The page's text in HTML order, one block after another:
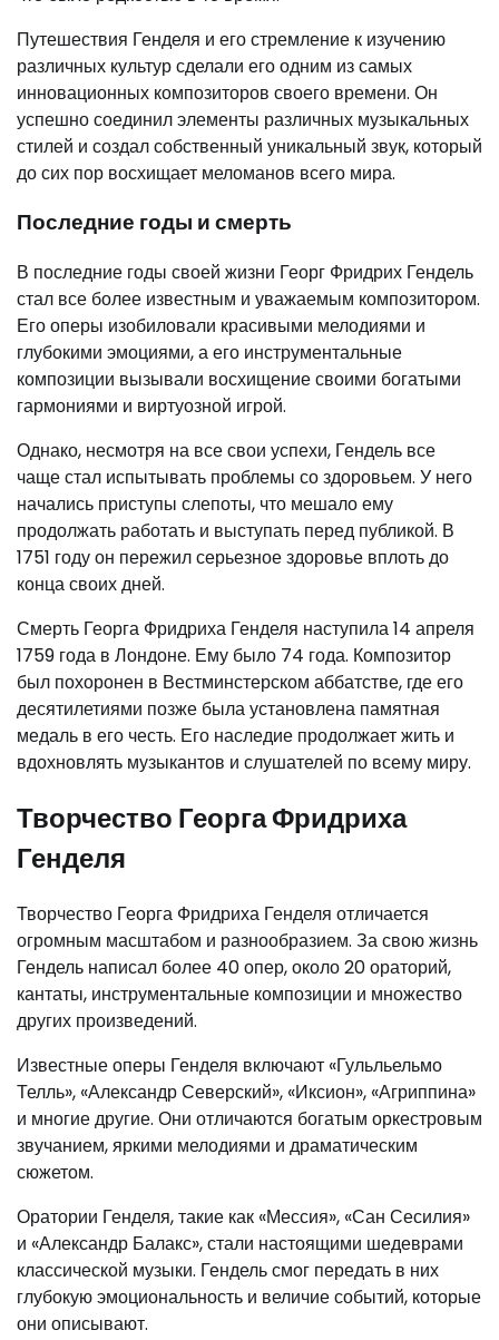
Путешествия Генделя и его стремление к изучению
различных культур сделали его одним из самых
инновационных композиторов своего времени. Он
успешно соединил элементы различных музыкальных
стилей и создал собственный уникальный звук, который
до сих пор восхищает меломанов всего мира.
Последние годы и смерть
В последние годы своей жизни Георг Фридрих Гендель
стал все более известным и уважаемым композитором.
Его оперы изобиловали красивыми мелодиями и
глубокими эмоциями, а его инструментальные
композиции вызывали восхищение своими богатыми
гармониями и виртуозной игрой.
Однако, несмотря на все свои успехи, Гендель все
чаще стал испытывать проблемы со здоровьем. У него
начались приступы слепоты, что мешало ему
продолжать работать и выступать перед публикой. В
1751 году он пережил серьезное здоровье вплоть до
конца своих дней.
Смерть Георга Фридриха Генделя наступила 14 апреля
1759 года в Лондоне. Ему было 74 года. Композитор
был похоронен в Вестминстерском аббатстве, где его
десятилетиями позже была установлена памятная
медаль в его честь. Его наследие продолжает жить и
вдохновлять музыкантов и слушателей по всему миру.
Творчество Георга Фридриха
Генделя
Творчество Георга Фридриха Генделя отличается
огромным масштабом и разнообразием. За свою жизнь
Гендель написал более 40 опер, около 20 ораторий,
кантаты, инструментальные композиции и множество
других произведений.
Известные оперы Генделя включают «Гульльельмо
Телль», «Александр Северский», «Иксион», «Агриппина»
и многие другие. Они отличаются богатым оркестровым
звучанием, яркими мелодиями и драматическим
сюжетом.
Оратории Генделя, такие как «Мессия», «Сан Сесилия»
и «Александр Балакс», стали настоящими шедеврами
классической музыки. Гендель смог передать в них
глубокую эмоциональность и величие событий, которые
они описывают.